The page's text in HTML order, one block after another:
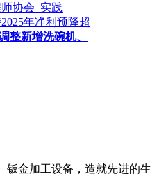
协会_实践
年净利预降超
整新增洗碗机、
钣金加工设备，造就先进的生